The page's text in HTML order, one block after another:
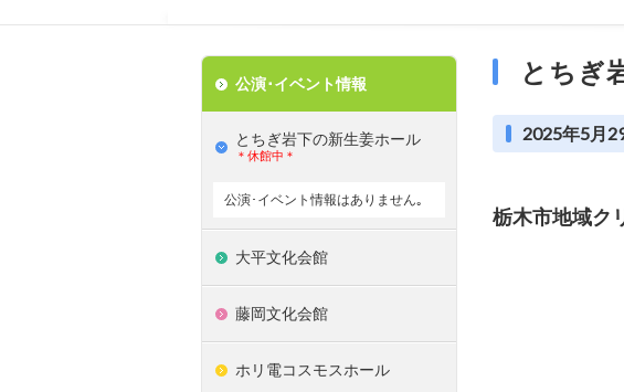
とちぎ
2025年5月
栃木市地域ク
公演･イベント情報
とちぎ岩下の新⽣姜ホール
＊休館中＊
公演･イベント情報はありません｡
大平文化会館
藤岡文化会館
ホリ電コスモスホール